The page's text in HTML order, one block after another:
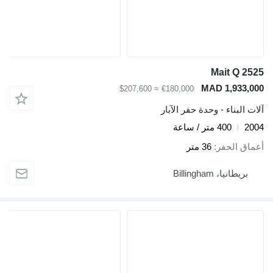
Mait Q 2525
MAD 1,933,000
€180,000
≈ $207,600
آلات البناء - وحدة حفر الآبار
2004
400 متر / ساعة
أعماق الحفر
36 متر
بريطانيا، Billingham